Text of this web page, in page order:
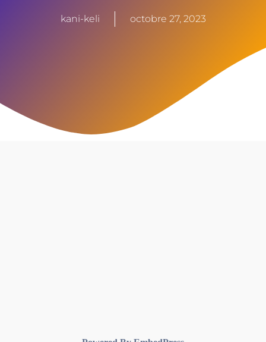
kani-keli octobre 27, 2023